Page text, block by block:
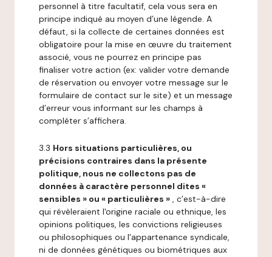
personnel à titre facultatif, cela vous sera en
principe indiqué au moyen d’une légende. A
défaut, si la collecte de certaines données est
obligatoire pour la mise en œuvre du traitement
associé, vous ne pourrez en principe pas
finaliser votre action (ex: valider votre demande
de réservation ou envoyer votre message sur le
formulaire de contact sur le site) et un message
d’erreur vous informant sur les champs à
compléter s’affichera.
3.3 Hors situations particulières, ou
précisions contraires dans la présente
politique, nous ne collectons pas de
données à caractère personnel dites «
sensibles » ou « particulières » , c’est-à-dire
qui révèleraient l'origine raciale ou ethnique, les
opinions politiques, les convictions religieuses
ou philosophiques ou l'appartenance syndicale,
ni de données génétiques ou biométriques aux